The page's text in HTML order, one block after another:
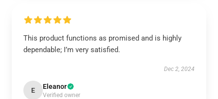
This product functions as promised and is highly
dependable; I’m very satisfied.
Dec 2, 2024
E Eleanor
Verified owner